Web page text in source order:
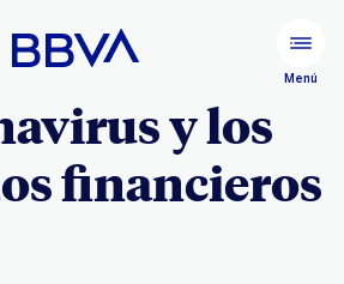
Menú
y los
financieros